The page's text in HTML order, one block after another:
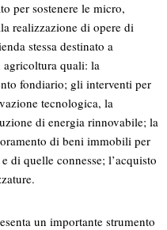
per sostenere le micro,
realizzazione di opere di
stessa destinato a
quali: la
fondiario; gli interventi per
tecnologica, la
di energia rinnovabile; la
di beni immobili per
di quelle connesse; l’acquisto
un importante strumento